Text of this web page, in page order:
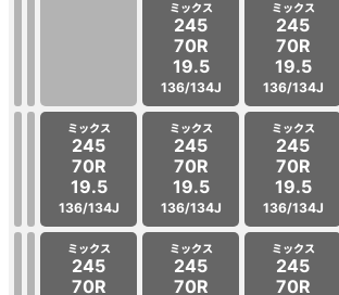
ミックス
245
70R
19.5
136/134J
ミックス
245
70R
19.5
136/134J
ミックス
245
70R
19.5
136/134J
ミックス
245
70R
19.5
136/134J
ミックス
245
70R
19.5
136/134J
ミックス
245
70R
ミックス
245
70R
ミックス
245
70R